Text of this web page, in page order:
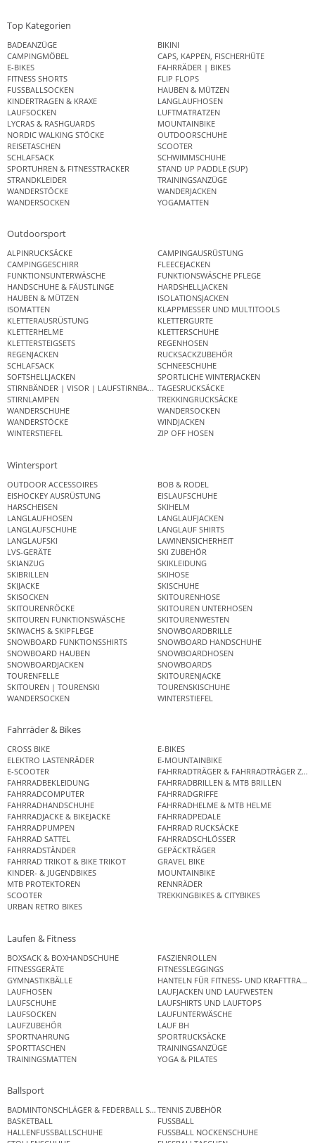
Top Kategorien
BADEANZÜGE
BIKINI
CAMPINGMÖBEL
CAPS, KAPPEN, FISCHERHÜTE
E-BIKES
FAHRRÄDER | BIKES
FITNESS SHORTS
FLIP FLOPS
FUSSBALLSOCKEN
HAUBEN & MÜTZEN
KINDERTRAGEN & KRAXE
LANGLAUFHOSEN
LAUFSOCKEN
LUFTMATRATZEN
LYCRAS & RASHGUARDS
MOUNTAINBIKE
NORDIC WALKING STÖCKE
OUTDOORSCHUHE
REISETASCHEN
SCOOTER
SCHLAFSACK
SCHWIMMSCHUHE
SPORTUHREN & FITNESSTRACKER
STAND UP PADDLE (SUP)
STRANDKLEIDER
TRAININGSANZÜGE
WANDERSTÖCKE
WANDERJACKEN
WANDERSOCKEN
YOGAMATTEN
Outdoorsport
ALPINRUCKSÄCKE
CAMPINGAUSRÜSTUNG
CAMPINGGESCHIRR
FLEECEJACKEN
FUNKTIONSUNTERWÄSCHE
FUNKTIONSWÄSCHE PFLEGE
HANDSCHUHE & FÄUSTLINGE
HARDSHELLJACKEN
HAUBEN & MÜTZEN
ISOLATIONSJACKEN
ISOMATTEN
KLAPPMESSER UND MULTITOOLS
KLETTERAUSRÜSTUNG
KLETTERGURTE
KLETTERHELME
KLETTERSCHUHE
KLETTERSTEIGSETS
REGENHOSEN
REGENJACKEN
RUCKSACKZUBEHÖR
SCHLAFSACK
SCHNEESCHUHE
SOFTSHELLJACKEN
SPORTLICHE WINTERJACKEN
STIRNBÄNDER | VISOR | LAUFSTIRNBANDTAGESRUCKSÄCKE
STIRNLAMPEN
TREKKINGRUCKSÄCKE
WANDERSCHUHE
WANDERSOCKEN
WANDERSTÖCKE
WINDJACKEN
WINTERSTIEFEL
ZIP OFF HOSEN
Wintersport
OUTDOOR ACCESSOIRES
BOB & RODEL
EISHOCKEY AUSRÜSTUNG
EISLAUFSCHUHE
HARSCHEISEN
SKIHELM
LANGLAUFHOSEN
LANGLAUFJACKEN
LANGLAUFSCHUHE
LANGLAUF SHIRTS
LANGLAUFSKI
LAWINENSICHERHEIT
LVS-GERÄTE
SKI ZUBEHÖR
SKIANZUG
SKIKLEIDUNG
SKIBRILLEN
SKIHOSE
SKIJACKE
SKISCHUHE
SKISOCKEN
SKITOURENHOSE
SKITOURENRÖCKE
SKITOUREN UNTERHOSEN
SKITOUREN FUNKTIONSWÄSCHE
SKITOURENWESTEN
SKIWACHS & SKIPFLEGE
SNOWBOARDBRILLE
SNOWBOARD FUNKTIONSSHIRTS
SNOWBOARD HANDSCHUHE
SNOWBOARD HAUBEN
SNOWBOARDHOSEN
SNOWBOARDJACKEN
SNOWBOARDS
TOURENFELLE
SKITOURENJACKE
SKITOUREN | TOURENSKI
TOURENSKISCHUHE
WANDERSOCKEN
WINTERSTIEFEL
Fahrräder & Bikes
CROSS BIKE
E-BIKES
ELEKTRO LASTENRÄDER
E-MOUNTAINBIKE
E-SCOOTER
FAHRRADTRÄGER & FAHRRADTRÄGER
FAHRRADBEKLEIDUNG
FAHRRADBRILLEN & MTB BRILLEN
FAHRRADCOMPUTER
FAHRRADGRIFFE
FAHRRADHANDSCHUHE
FAHRRADHELME & MTB HELME
FAHRRADJACKE & BIKEJACKE
FAHRRADPEDALE
FAHRRADPUMPEN
FAHRRAD RUCKSÄCKE
FAHRRAD SATTEL
FAHRRADSCHLÖSSER
FAHRRADSTÄNDER
GEPÄCKTRÄGER
FAHRRAD TRIKOT & BIKE TRIKOT
GRAVEL BIKE
KINDER- & JUGENDBIKES
MOUNTAINBIKE
MTB PROTEKTOREN
RENNRÄDER
SCOOTER
TREKKINGBIKES & CITYBIKES
URBAN RETRO BIKES
Laufen & Fitness
BOXSACK & BOXHANDSCHUHE
FASZIENROLLEN
FITNESSGERÄTE
FITNESSLEGGINGS
GYMNASTIKBÄLLE
HANTELN FÜR FITNESS- UND
LAUFHOSEN
LAUFJACKEN UND LAUFWESTEN
LAUFSCHUHE
LAUFSHIRTS UND LAUFTOPS
LAUFSOCKEN
LAUFUNTERWÄSCHE
LAUFZUBEHÖR
LAUF BH
SPORTNAHRUNG
SPORTRUCKSÄCKE
SPORTTASCHEN
TRAININGSANZÜGE
TRAININGSMATTEN
YOGA & PILATES
Ballsport
BADMINTONSCHLÄGER & FEDERBALL SETSTENNIS ZUBEHÖR
BASKETBALL
FUSSBALL
HALLENFUSSBALLSCHUHE
FUSSBALL NOCKENSCHUHE